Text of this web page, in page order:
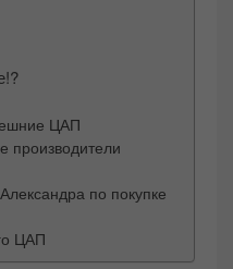
ЦАП
производители
по покупке
ЦАП